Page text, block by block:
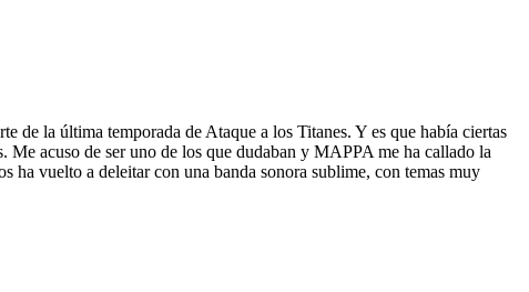
de la última temporada de Ataque a los Titanes. Y es que había ciertas
acuso de ser uno de los que dudaban y MAPPA me ha callado la
vuelto a deleitar con una banda sonora sublime, con temas muy